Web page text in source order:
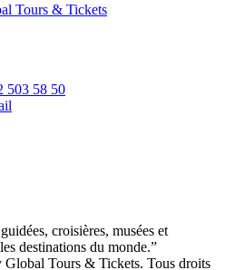
Tours & Tickets
503 58 50
croisières, musées et
destinations du monde.”
Tours & Tickets. Tous droits